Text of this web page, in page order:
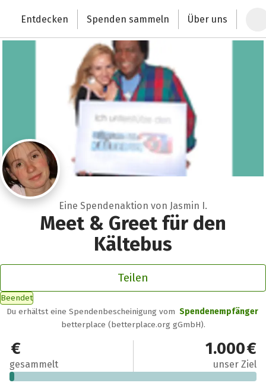
Deutschlands größte Spendenplattform
Entdecken Spenden sammeln Über uns
Eine Spendenaktion von Jasmin I.
Meet & Greet für den
Kältebus
Teilen
Beendet
Du erhältst eine Spendenbescheinigung vom Spendenempfänger
betterplace (betterplace.org gGmbH).
20 €
gesammelt
1.000 €
unser Ziel